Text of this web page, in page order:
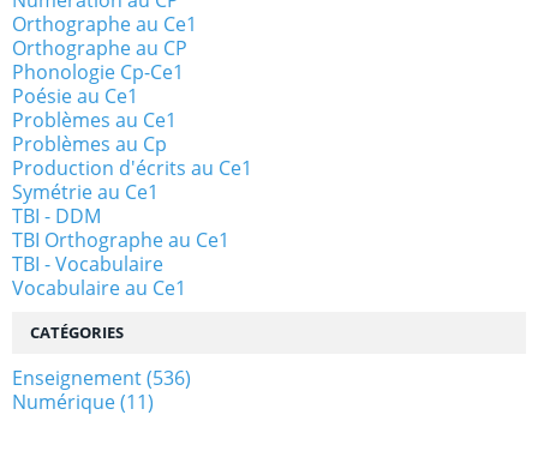
Orthographe au Ce1
Orthographe au CP
Phonologie Cp-Ce1
Poésie au Ce1
Problèmes au Ce1
Problèmes au Cp
Production d'écrits au Ce1
Symétrie au Ce1
TBI - DDM
TBI Orthographe au Ce1
TBI - Vocabulaire
Vocabulaire au Ce1
CATÉGORIES
Enseignement(536)
Numérique(11)